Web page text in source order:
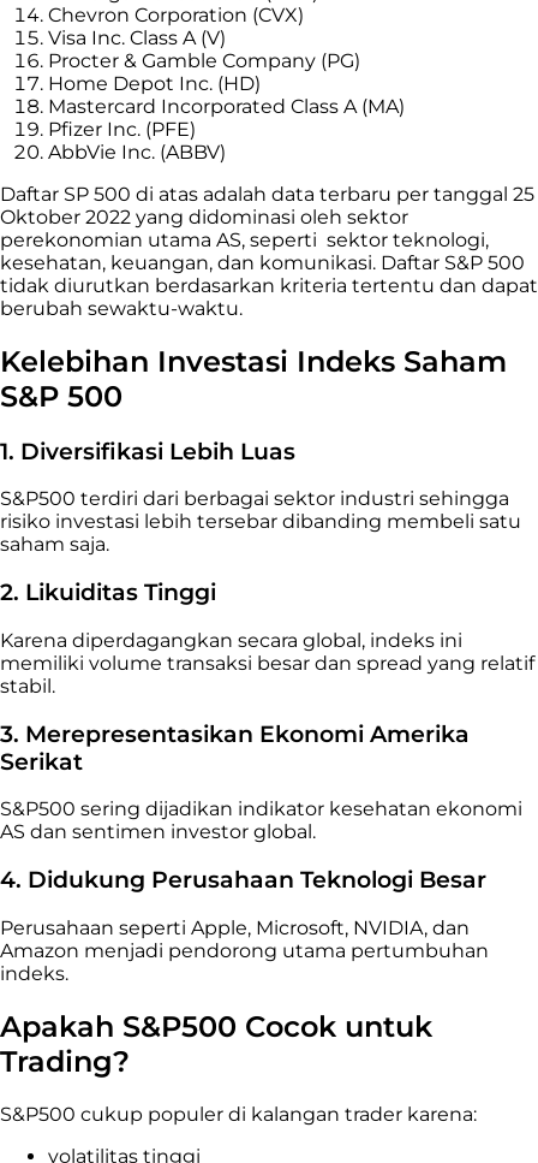
Chevron Corporation (CVX)
Visa Inc. Class A (V)
Procter & Gamble Company (PG)
Home Depot Inc. (HD)
Mastercard Incorporated Class A (MA)
Pfizer Inc. (PFE)
AbbVie Inc. (ABBV)
Daftar SP 500 di atas adalah data terbaru per tanggal 25
Oktober 2022 yang didominasi oleh sektor
perekonomian utama AS, seperti sektor teknologi,
kesehatan, keuangan, dan komunikasi. Daftar S&P 500
tidak diurutkan berdasarkan kriteria tertentu dan dapat
berubah sewaktu-waktu.
Kelebihan Investasi Indeks Saham
S&P 500
1. Diversifikasi Lebih Luas
S&P500 terdiri dari berbagai sektor industri sehingga
risiko investasi lebih tersebar dibanding membeli satu
saham saja.
2. Likuiditas Tinggi
Karena diperdagangkan secara global, indeks ini
memiliki volume transaksi besar dan spread yang relatif
stabil.
3. Merepresentasikan Ekonomi Amerika
Serikat
S&P500 sering dijadikan indikator kesehatan ekonomi
AS dan sentimen investor global.
4. Didukung Perusahaan Teknologi Besar
Perusahaan seperti Apple, Microsoft, NVIDIA, dan
Amazon menjadi pendorong utama pertumbuhan
indeks.
Apakah S&P500 Cocok untuk
Trading?
S&P500 cukup populer di kalangan trader karena:
volatilitas tinggi